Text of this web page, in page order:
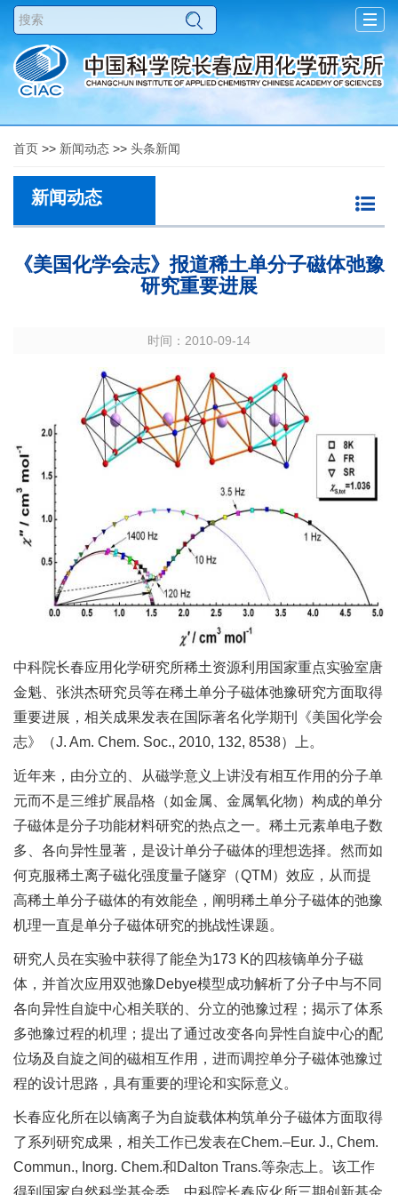
首页 >> 新闻动态 >> 头条新闻
新闻动态
《美国化学会志》报道稀土单分子磁体弛豫
研究重要进展
时间：2010-09-14
中科院长春应用化学研究所稀土资源利用国家重点实验室唐
金魁、张洪杰研究员等在稀土单分子磁体弛豫研究方面取得
重要进展，相关成果发表在国际著名化学期刊《美国化学会
志》（J. Am. Chem. Soc., 2010, 132, 8538）上。
近年来，由分立的、从磁学意义上讲没有相互作用的分子单
元而不是三维扩展晶格（如金属、金属氧化物）构成的单分
子磁体是分子功能材料研究的热点之一。稀土元素单电子数
多、各向异性显著，是设计单分子磁体的理想选择。然而如
何克服稀土离子磁化强度量子隧穿（QTM）效应，从而提
高稀土单分子磁体的有效能垒，阐明稀土单分子磁体的弛豫
机理一直是单分子磁体研究的挑战性课题。
研究人员在实验中获得了能垒为173 K的四核镝单分子磁
体，并首次应用双弛豫Debye模型成功解析了分子中与不同
各向异性自旋中心相关联的、分立的弛豫过程；揭示了体系
多弛豫过程的机理；提出了通过改变各向异性自旋中心的配
位场及自旋之间的磁相互作用，进而调控单分子磁体弛豫过
程的设计思路，具有重要的理论和实际意义。
长春应化所在以镝离子为自旋载体构筑单分子磁体方面取得
了系列研究成果，相关工作已发表在Chem.–Eur. J., Chem.
Commun., Inorg. Chem.和Dalton Trans.等杂志上。该工作
得到国家自然科学基金委、中科院长春应化所三期创新基金